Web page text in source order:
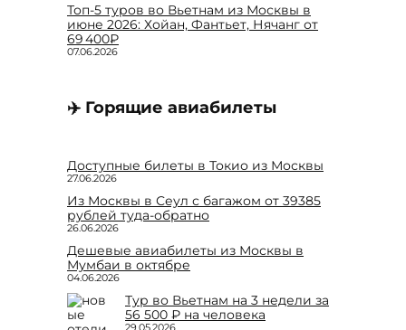
Топ-5 туров во Вьетнам из Москвы в
июне 2026: Хойан, Фантьет, Нячанг от
69 400₽
07.06.2026
✈️ Горящие авиабилеты
Доступные билеты в Токио из Москвы
27.06.2026
Из Москвы в Сеул с багажом от 39385
рублей туда-обратно
26.06.2026
Дешевые авиабилеты из Москвы в
Мумбаи в октябре
04.06.2026
Тур во Вьетнам на 3 недели за
56 500 ₽ на человека
29.05.2026